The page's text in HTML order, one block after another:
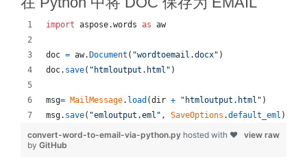
import aspose.words as aw
doc = aw. Document ( "wordtoemail.docx" )
doc. save( "htmloutput.html" )
msg= MailMessage. load (dir + "htmloutput.html" )
msg. save( "emloutput.eml" , SaveOptions .default_eml )
view raw
convert-word-to-email-via-python.py hosted with ❤
by GitHub